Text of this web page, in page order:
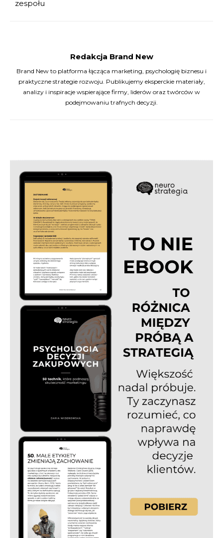
zespołu
Redakcja Brand New
Brand New to platforma łącząca marketing, psychologię biznesu i
praktyczne strategie rozwoju. Publikujemy eksperckie materiały,
analizy i inspiracje wspierające firmy, liderów oraz twórców w
podejmowaniu trafnych decyzji.